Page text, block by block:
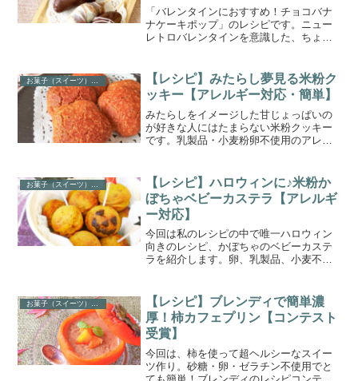
「バレンタインにおすすめ！チョコバナ
ナケーキポップ」のレシピです。ニュー
レトロバレンタインを意識した、ちょっ
けで簡単に作れます。チョコとバナナの
相性抜群！
お菓子（スイーツ）レシピ
【レシピ】みたらし夢見る米粉ク
ッキー【アレルギー対応・簡単】
みたらしをイメージした甘じょっぱいの
が好きな人にはたまらない米粉クッキー
です。乳製品・小麦粉卵不使用のアレル
るので、初心者さんにもおすすめです。
【レシピ】ハロウィンに♪米粉か
ぼちゃベビーカステラ【アレルギ
ー対応】
今回は私のレシピの中で唯一ハロウィン
向きのレシピ、かぼちゃのベビーカステ
ラを紹介します。卵、乳製品、小麦不使
ト中にもオススメ。最低限の材料で作れ
るので食べ切り&節約にも。
お菓子（スイーツ）レシピ
【レシピ】ブレンディで簡単濃
厚！柿カフェプリン【コンテスト
受賞】
今回は、柿を使って超ヘルシーなスイー
ツ作り。砂糖・卵・ゼラチン不使用でと
ても簡単！ブレンディのレシピコンテス